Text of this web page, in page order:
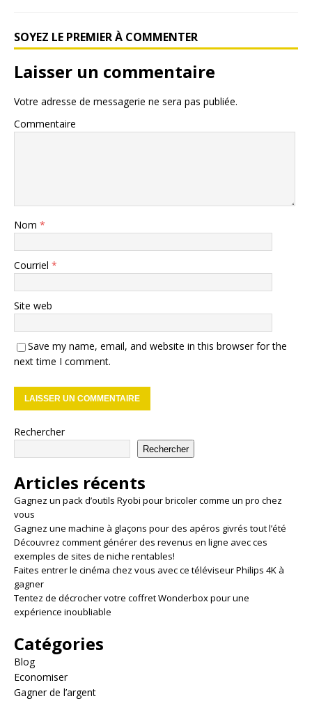
SOYEZ LE PREMIER À COMMENTER
Laisser un commentaire
Votre adresse de messagerie ne sera pas publiée.
Commentaire
Nom *
Courriel *
Site web
Save my name, email, and website in this browser for the
next time I comment.
Rechercher
Rechercher
Articles récents
Gagnez un pack d’outils Ryobi pour bricoler comme un pro chez
vous
Gagnez une machine à glaçons pour des apéros givrés tout l’été
Découvrez comment générer des revenus en ligne avec ces
exemples de sites de niche rentables!
Faites entrer le cinéma chez vous avec ce téléviseur Philips 4K à
gagner
Tentez de décrocher votre coffret Wonderbox pour une
expérience inoubliable
Catégories
Blog
Economiser
Gagner de l’argent